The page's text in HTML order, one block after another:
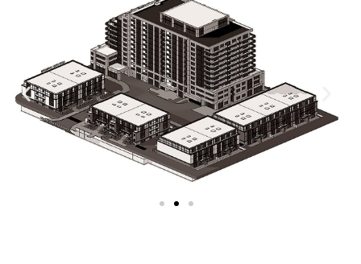
实用链接
加拿大房地产网站
大多伦多教育网站
大多伦多医疗机构